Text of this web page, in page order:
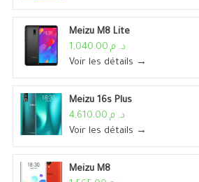
Meizu M8 Lite
د. م.1,040.00
Voir les détails →
Meizu 16s Plus
د. م.4,610.00
Voir les détails →
Meizu M8